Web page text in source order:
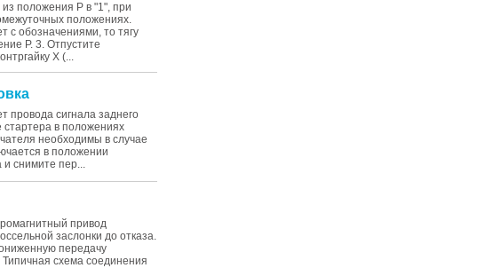
положения Р в "1", при
положениях.
с обозначениями, то тягу
Р. 3. Отпустите
X (...
провода сигнала заднего
в положениях
необходимы в случае
в положении
и снимите пер...
привод
заслонки до отказа.
передачу
схема соединения